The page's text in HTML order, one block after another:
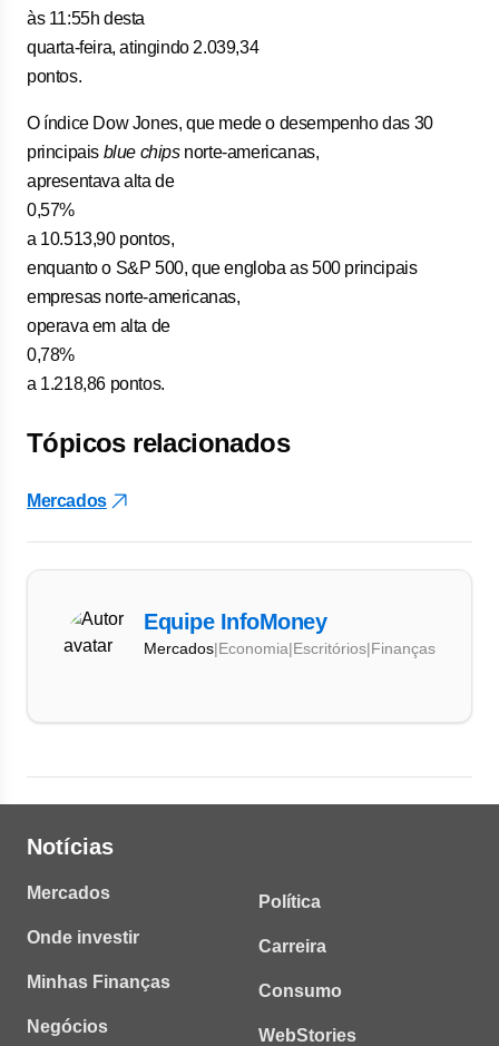
às 11:55h desta
quarta-feira, atingindo 2.039,34
pontos.
O índice Dow Jones, que mede o desempenho das 30
principais blue chipsnorte-americanas,
apresentava alta de
0,57%
a 10.513,90 pontos,
enquanto o S&P 500, que engloba as 500 principais
empresas norte-americanas,
operava em alta de
0,78%
a 1.218,86 pontos.
Tópicos relacionados
Mercados
Equipe InfoMoney
Mercados|Economia|Escritórios|Finanças
Notícias
Mercados
Onde investir
Minhas Finanças
Negócios
Política
Carreira
Consumo
WebStories